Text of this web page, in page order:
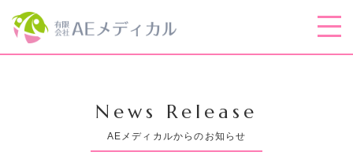
News Release
AEメディカルからのお知らせ